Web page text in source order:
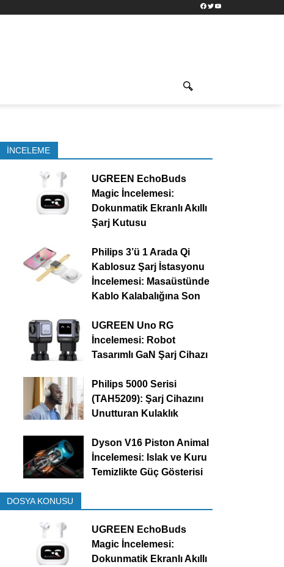
Facebook
TwitterYouTube
İNCELEME
UGREEN EchoBuds
Magic İncelemesi:
Dokunmatik Ekranlı Akıllı
Şarj Kutusu
Philips 3’ü 1 Arada Qi
Kablosuz Şarj İstasyonu
İncelemesi: Masaüstünde
Kablo Kalabalığına Son
UGREEN Uno RG
İncelemesi: Robot
Tasarımlı GaN Şarj Cihazı
Philips 5000 Serisi
(TAH5209): Şarj Cihazını
Unutturan Kulaklık
Dyson V16 Piston Animal
İncelemesi: Islak ve Kuru
Temizlikte Güç Gösterisi
DOSYA KONUSU
UGREEN EchoBuds
Magic İncelemesi:
Dokunmatik Ekranlı Akıllı